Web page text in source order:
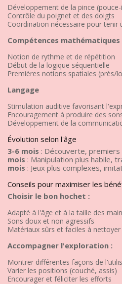
Développement de la pince
Contrôle du poignet et des doigts
Coordination nécessaire pour tenir
Compétences mathématiques
Notion de rythme et de répétition
Début de la logique séquentielle
Premières notions spatiales (près/
Langage
Stimulation auditive favorisant
Encouragement à produire des
Développement de la
Évolution selon l'âge
3-6 mois : Découverte,
mois : Manipulation plus habile,
mois : Jeux plus complexes,
Conseils pour maximiser les
Choisir le bon hochet :
Adapté à l'âge et à la taille des
Sons doux et non agressifs
Matériaux sûrs et faciles à nettoyer
Accompagner l'exploration :
Montrer différentes façons de
Varier les positions (couché, assis)
Encourager et féliciter les efforts